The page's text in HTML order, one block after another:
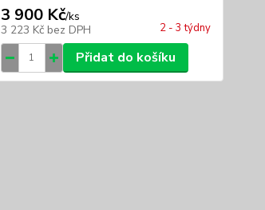
3 900 Kč/ks
3 223 Kč bez DPH 2 - 3 týdny
Přidat do košíku